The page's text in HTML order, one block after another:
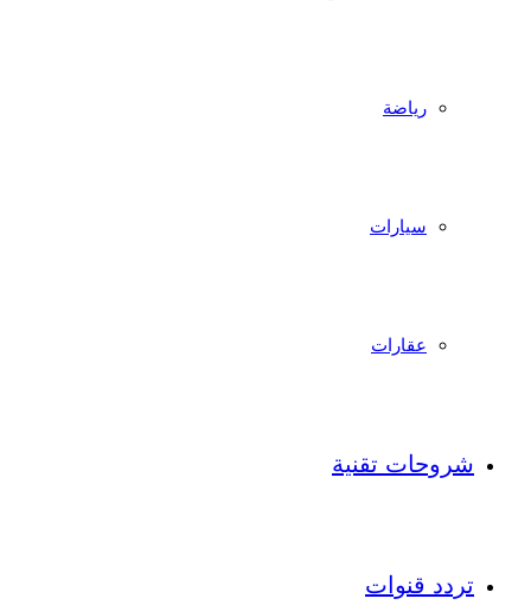
رياضة
سيارات
عقارات
شروحات تقنية
تردد قنوات